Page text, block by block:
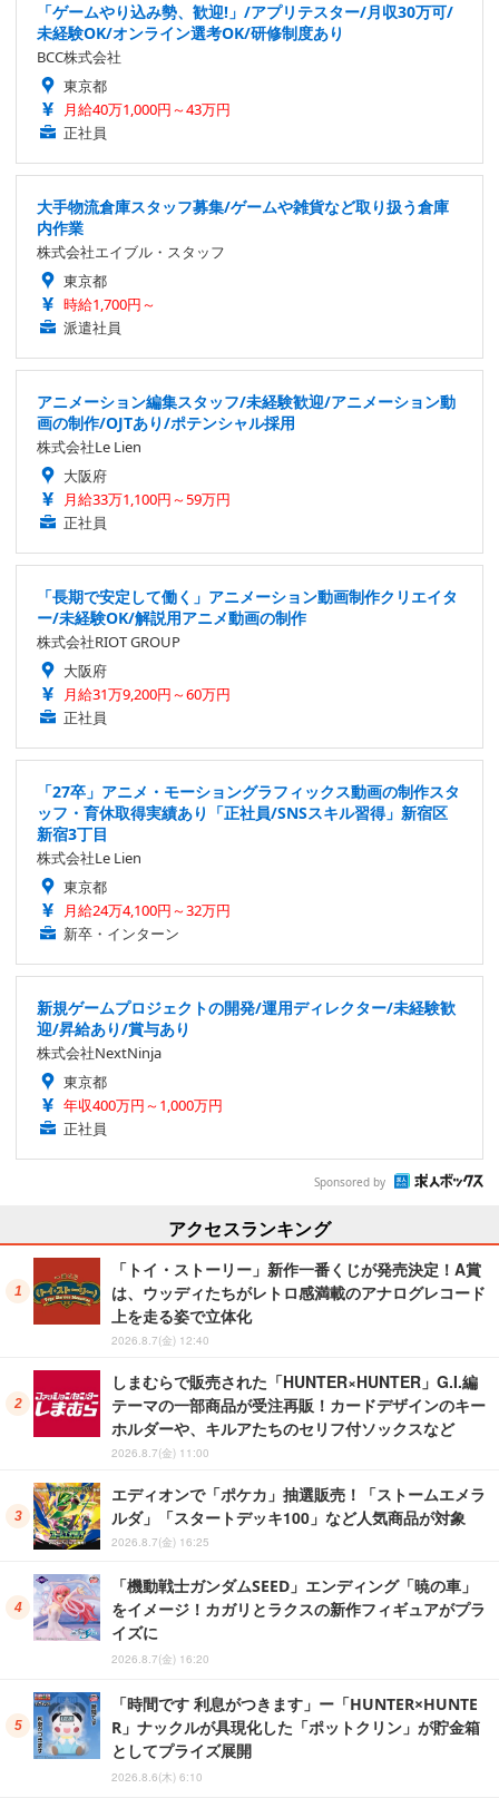
「ゲームやり込み勢、歓迎!」/アプリテスター/月収30万可/
未経験OK/オンライン選考OK/研修制度あり
BCC株式会社
東京都
月給40万1,000円～43万円
正社員
大手物流倉庫スタッフ募集/ゲームや雑貨など取り扱う倉庫
内作業
株式会社エイブル・スタッフ
東京都
時給1,700円～
派遣社員
アニメーション編集スタッフ/未経験歓迎/アニメーション動
画の制作/OJTあり/ポテンシャル採用
株式会社Le Lien
大阪府
月給33万1,100円～59万円
正社員
「長期で安定して働く」アニメーション動画制作クリエイタ
ー/未経験OK/解説用アニメ動画の制作
株式会社RIOT GROUP
大阪府
月給31万9,200円～60万円
正社員
「27卒」アニメ・モーショングラフィックス動画の制作スタ
ッフ・育休取得実績あり「正社員/SNSスキル習得」新宿区
新宿3丁目
株式会社Le Lien
東京都
月給24万4,100円～32万円
新卒・インターン
新規ゲームプロジェクトの開発/運用ディレクター/未経験歓
迎/昇給あり/賞与あり
株式会社NextNinja
東京都
年収400万円～1,000万円
正社員
Sponsored by
アクセスランキング
「トイ・ストーリー」新作一番くじが発売決定！A賞
は、ウッディたちがレトロ感満載のアナログレコード
上を走る姿で立体化
2026.8.7(金) 12:40
しまむらで販売された「HUNTER×HUNTER」G.I.編
テーマの一部商品が受注再販！カードデザインのキー
ホルダーや、キルアたちのセリフ付ソックスなど
2026.8.7(金) 11:00
エディオンで「ポケカ」抽選販売！「ストームエメラ
ルダ」「スタートデッキ100」など人気商品が対象
2026.8.7(金) 16:25
「機動戦士ガンダムSEED」エンディング「暁の車」
をイメージ！カガリとラクスの新作フィギュアがプラ
イズに
2026.8.7(金) 16:20
「時間です 利息がつきます」ー「HUNTER×HUNTE
R」ナックルが具現化した「ポットクリン」が貯金箱
としてプライズ展開
2026.8.6(木) 6:10